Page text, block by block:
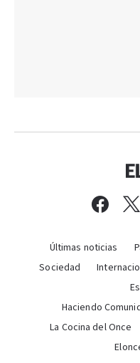
Últimas noticias
Sociedad
Haciendo
La Cocina del Once